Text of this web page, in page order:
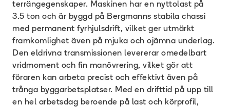
terrängegenskaper. Maskinen har en nyttolast på
3.5 ton och är byggd på Bergmanns stabila chassi
med permanent fyrhjulsdrift, vilket ger utmärkt
framkomlighet även på mjuka och ojämna underlag.
Den eldrivna transmissionen levererar omedelbart
vridmoment och fin manövrering, vilket gör att
föraren kan arbeta precist och effektivt även på
trånga byggarbetsplatser. Med en drifttid på upp till
en hel arbetsdag beroende på last och körprofil,